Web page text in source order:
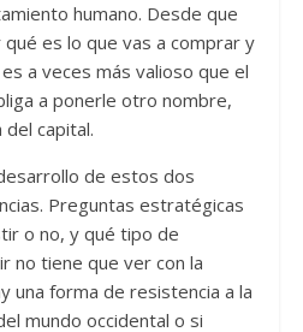
humano. Desde que
es lo que vas a comprar y
a veces más valioso que el
a ponerle otro nombre,
capital.
de estos dos
Preguntas estratégicas
o no, y qué tipo de
no tiene que ver con la
una forma de resistencia a la
mundo occidental o si